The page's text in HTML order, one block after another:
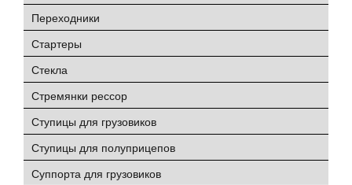
Переходники
Стартеры
Стекла
Стремянки рессор
Ступицы для грузовиков
Ступицы для полуприцепов
Суппорта для грузовиков